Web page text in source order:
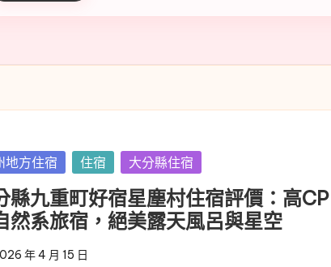
地方住宿 住宿 大分縣住宿
縣九重町好宿星塵村住宿評價：高CP
然系旅宿，絕美露天風呂與星空
年 4 月 15 日